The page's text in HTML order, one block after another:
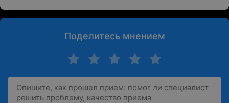
Поделитесь мнением